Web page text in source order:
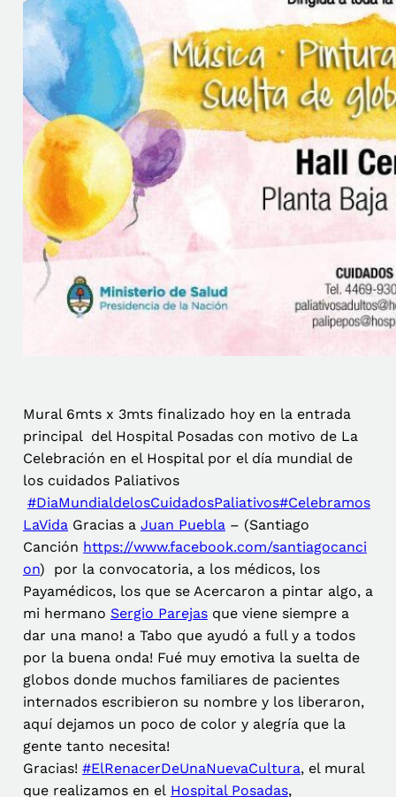
Mural 6mts x 3mts finalizado hoy en la entrada
principal del Hospital Posadas con motivo de La
Celebración en el Hospital por el día mundial de
los cuidados Paliativos
#DiaMundialdelosCuidadosPaliativos#Celebramos
LaVida Gracias a Juan Puebla – (Santiago
Canción https://www.facebook.com/santiagocanci
on) por la convocatoria, a los médicos, los
Payamédicos, los que se Acercaron a pintar algo, a
mi hermano Sergio Parejasque viene siempre a
dar una mano! a Tabo que ayudó a full y a todos
por la buena onda! Fué muy emotiva la suelta de
globos donde muchos familiares de pacientes
internados escribieron su nombre y los liberaron,
aquí dejamos un poco de color y alegría que la
gente tanto necesita!
Gracias! #ElRenacerDeUnaNuevaCultura, el mural
que realizamos en el Hospital Posadas,